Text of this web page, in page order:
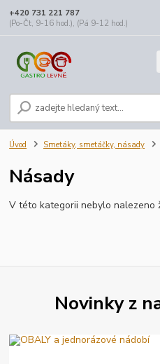
+420 731 221 787
(Po-Čt, 9-16 hod.), (Pá 9-12 hod.)
Úvod Smetáky, smetáčky, násady
Násady
V této kategorii nebylo nalezeno
Novinky z